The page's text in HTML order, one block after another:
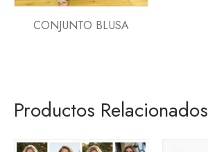
CONJUNTO BLUSA
Productos Relacionados